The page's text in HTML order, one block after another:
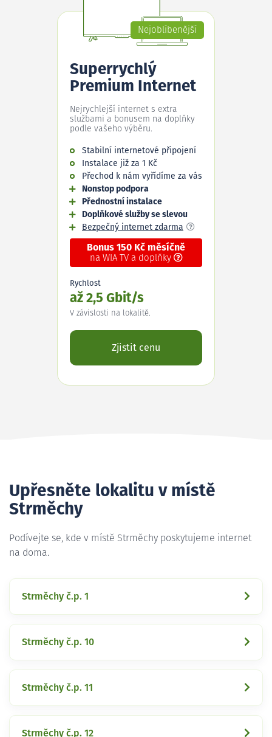
Nejoblíbenější
Superrychlý
Premium Internet
Nejrychlejší internet s extra
službami a bonusem na doplňky
podle vašeho výběru.
Stabilní internetové připojení
Instalace již za 1 Kč
Přechod k nám vyřídíme za vás
Nonstop podpora
Přednostní instalace
Doplňkové služby se slevou
Bezpečný internet zdarma
Bonus 150 Kč měsíčně
na WIA TV a doplňky
Rychlost
až 2,5 Gbit/s
V závislosti na lokalitě.
Zjistit cenu
Upřesněte lokalitu v místě
Strměchy
Podívejte se, kde v místě Strměchy poskytujeme internet
na doma.
Strměchy č.p. 1
Strměchy č.p. 10
Strměchy č.p. 11
Strměchy č.p. 12